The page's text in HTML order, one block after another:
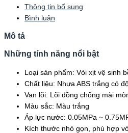
Thông tin bổ sung
Bình luận
Mô tả
Những tính năng nổi bật
Loại sản phẩm: Vòi xịt vệ sinh
Chất liệu: Nhựa ABS trắng có
Van lõi: Lõi đồng chống mài
Màu sắc: Màu trắng
Áp lực nước: 0.05MPa ~
Kích thước nhỏ gọn, phù hợp